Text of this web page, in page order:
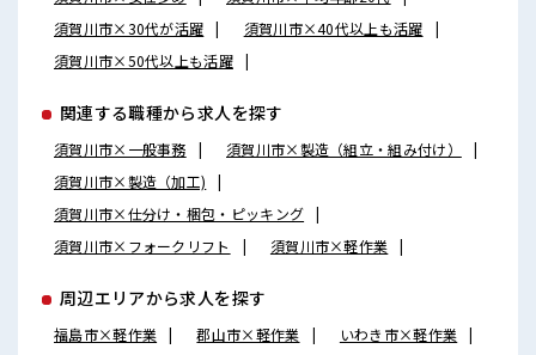
須賀川市×30代が活躍
須賀川市×40代以上も活躍
須賀川市×50代以上も活躍
関連する職種から求人を探す
須賀川市×一般事務
須賀川市×製造（組立・組み付け）
須賀川市×製造（加工)
須賀川市×仕分け・梱包・ピッキング
須賀川市×フォークリフト
須賀川市×軽作業
周辺エリアから求人を探す
福島市×軽作業 郡山市×軽作業
いわき市×軽作業